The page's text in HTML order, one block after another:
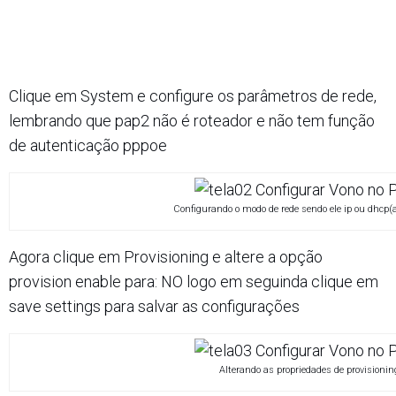
Clique em System e configure os parâmetros de rede,
lembrando que pap2 não é roteador e não tem função
de autenticação pppoe
Configurando o modo de rede sendo ele ip ou
Agora clique em Provisioning e altere a opção
provision enable para: NO logo em seguinda clique em
save settings para salvar as configurações
Alterando as propriedades de